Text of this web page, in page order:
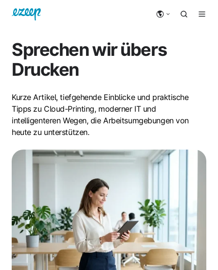
Sprechen wir übers
Drucken
Kurze Artikel, tiefgehende Einblicke und praktische
Tipps zu Cloud-Printing, moderner IT und
intelligenteren Wegen, die Arbeitsumgebungen von
heute zu unterstützen.